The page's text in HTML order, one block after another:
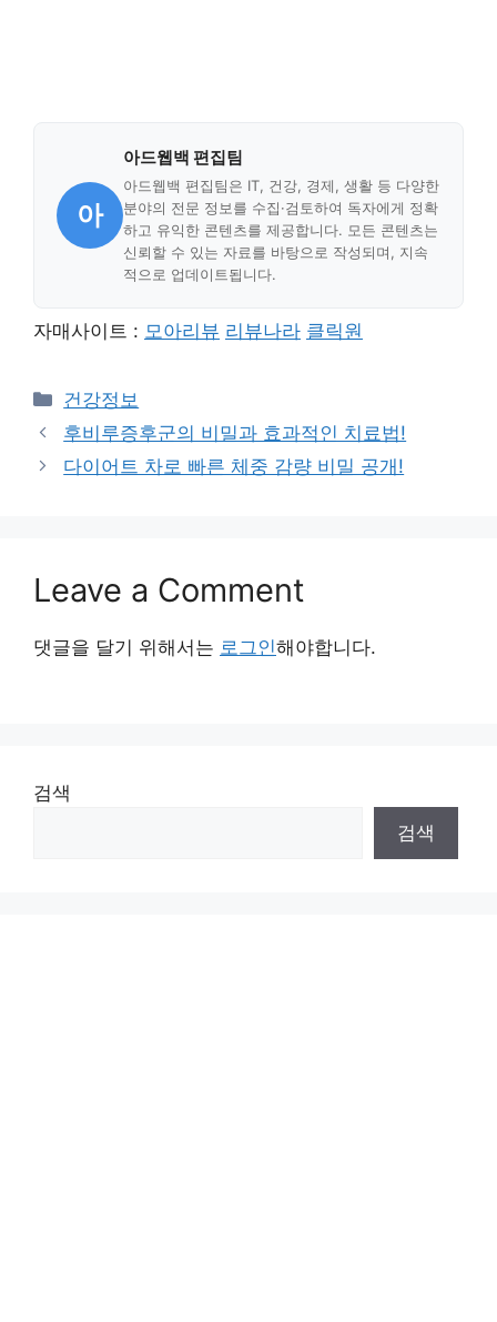
아
아드웹백 편집팀
아드웹백 편집팀은 IT, 건강, 경제, 생활 등 다양한
분야의 전문 정보를 수집·검토하여 독자에게 정확
하고 유익한 콘텐츠를 제공합니다. 모든 콘텐츠는
신뢰할 수 있는 자료를 바탕으로 작성되며, 지속
적으로 업데이트됩니다.
자매사이트 : 모아리뷰 리뷰나라 클릭원
Categories
건강정보
후비루증후군의 비밀과 효과적인 치료법!
다이어트 차로 빠른 체중 감량 비밀 공개!
Leave a Comment
댓글을 달기 위해서는 로그인해야합니다.
검색
검색